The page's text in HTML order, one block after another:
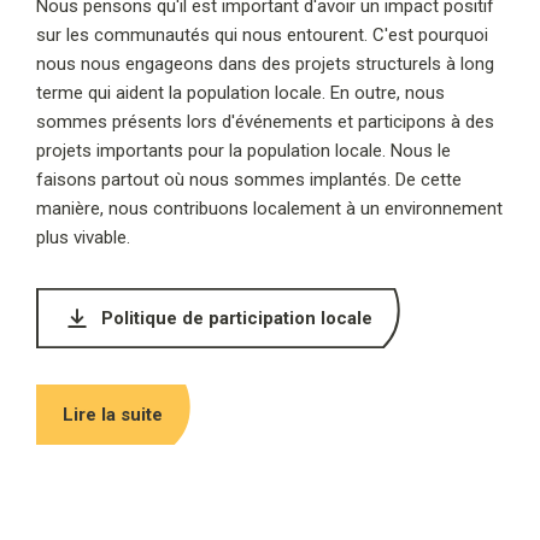
Nous pensons qu'il est important d'avoir un impact positif
sur les communautés qui nous entourent. C'est pourquoi
nous nous engageons dans des projets structurels à long
terme qui aident la population locale. En outre, nous
sommes présents lors d'événements et participons à des
projets importants pour la population locale. Nous le
faisons partout où nous sommes implantés. De cette
manière, nous contribuons localement à un environnement
plus vivable.
Politique de participation locale
Lire la suite